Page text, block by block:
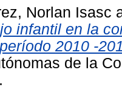
Norlan Isasc
infantil en la
2010 -
de la